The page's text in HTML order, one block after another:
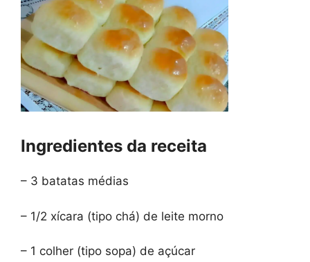
Ingredientes da receita
– 3 batatas médias
– 1/2 xícara (tipo chá) de leite morno
– 1 colher (tipo sopa) de açúcar